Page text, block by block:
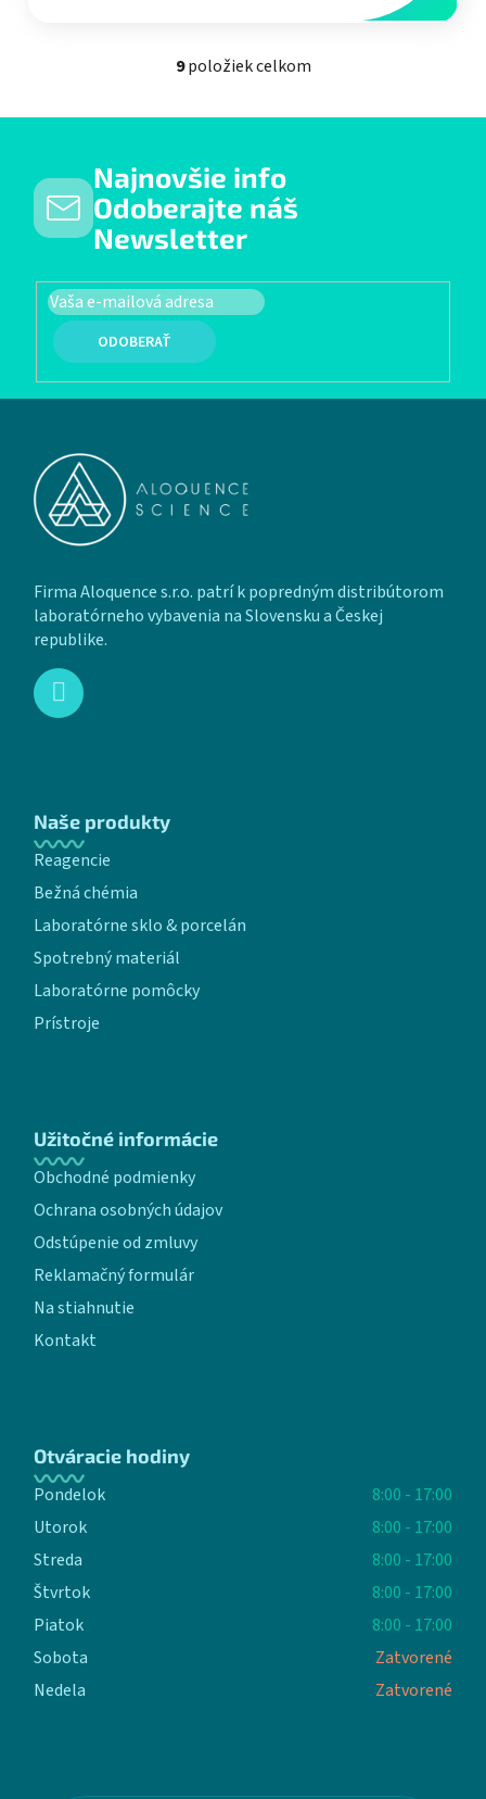
Ovládacie prvky výpisu
9položiek celkom
Najnovšie info
Odoberajte náš
Newsletter
PRIHLÁSIŤ SA
Firma Aloquence s.r.o. patrí k popredným distribútorom
laboratórneho vybavenia na Slovensku a Českej
republike.
Naše produkty
Reagencie
Bežná chémia
Laboratórne sklo & porcelán
Spotrebný materiál
Laboratórne pomôcky
Prístroje
Užitočné informácie
Obchodné podmienky
Ochrana osobných údajov
Odstúpenie od zmluvy
Reklamačný formulár
Na stiahnutie
Kontakt
Otváracie hodiny
Pondelok
8:00 - 17:00
Utorok
8:00 - 17:00
Streda
8:00 - 17:00
Štvrtok
8:00 - 17:00
Piatok
8:00 - 17:00
Sobota
Zatvorené
Nedela
Zatvorené